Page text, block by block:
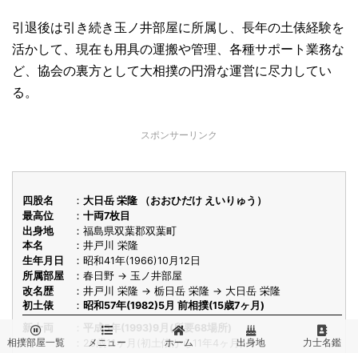
引退後は引き続き玉ノ井部屋に所属し、長年の土俵経験を
活かして、現在も用具の運搬や管理、各種サポート業務な
ど、協会の裏方として大相撲の円滑な運営に尽力してい
る。
スポンサーリンク
四股名
大日岳 栄隆 （おおひだけ えいりゅう）
最高位
十両7枚目
出身地
福島県双葉郡双葉町
本名
井戸川 栄隆
生年月日
昭和41年(1966)10月12日
所属部屋
春日野 → 玉ノ井部屋
改名歴
井戸川 栄隆 → 栃日岳 栄隆 → 大日岳 栄隆
初土俵
昭和57年(1982)5月 前相撲(15歳7ヶ月)
新十両
平成5年(1993)9月(所要68場所)
26歳11ヶ月(初土俵から11年4ヶ月)

相撲部屋一覧

メニュー

ホーム

出身地

力士名鑑